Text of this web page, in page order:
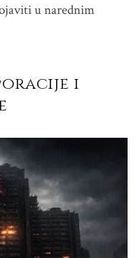
u narednim
i